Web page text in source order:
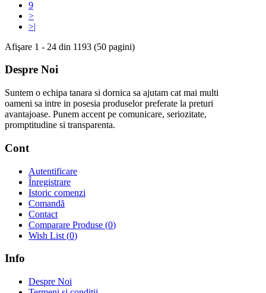
9
>
>|
Afişare 1 - 24 din 1193 (50 pagini)
Despre Noi
Suntem o echipa tanara si dornica sa ajutam cat mai multi
oameni sa intre in posesia produselor preferate la preturi
avantajoase. Punem accent pe comunicare, seriozitate,
promptitudine si transparenta.
Cont
Autentificare
Înregistrare
Istoric comenzi
Comandă
Contact
Comparare Produse (0)
Wish List (0)
Info
Despre Noi